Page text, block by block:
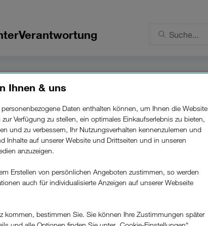
Verantwortung
(21.März 2024)
Einstellungen nicht erlaubt haben.
Ihnen & uns
Daten enthalten können, um Ihnen die Website
Verfügung zu stellen, ein optimales Einkaufserlebnis zu bieten,
und zu verbessern, Ihr Nutzungsverhalten kennenzulernen und
Inhalte auf unserer Website und Drittseiten und in unseren
anzuzeigen.
Erstellen von persönlichen Angeboten zustimmen, so werden
auch für individualisierte Anzeigen auf unserer Webseite
kommen, bestimmen Sie. Sie können Ihre Zustimmungen später